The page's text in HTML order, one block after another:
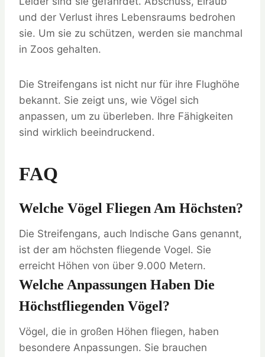
und der Verlust ihres Lebensraums bedrohen
sie. Um sie zu schützen, werden sie manchmal
in Zoos gehalten.
Die Streifengans ist nicht nur für ihre Flughöhe
bekannt. Sie zeigt uns, wie Vögel sich
anpassen, um zu überleben. Ihre Fähigkeiten
sind wirklich beeindruckend.
FAQ
Welche Vögel Fliegen Am Höchsten?
Die Streifengans, auch Indische Gans genannt,
ist der am höchsten fliegende Vogel. Sie
erreicht Höhen von über 9.000 Metern.
Welche Anpassungen Haben Die
Höchstfliegenden Vögel?
Vögel, die in großen Höhen fliegen, haben
besondere Anpassungen. Sie brauchen